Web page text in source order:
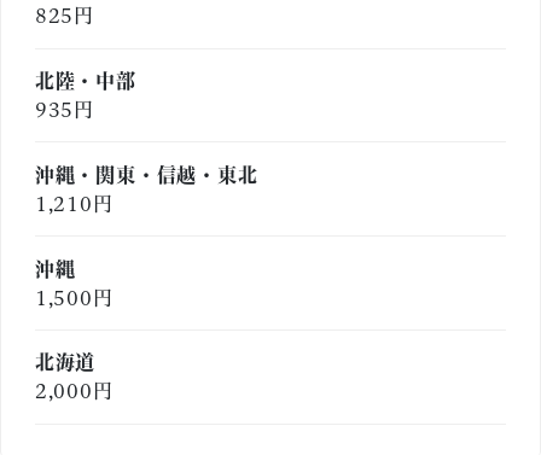
825円
北陸・中部
935円
沖縄・関東・信越・東北
1,210円
沖縄
1,500円
北海道
2,000円